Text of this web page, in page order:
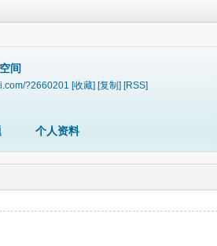
间
?2660201 [收藏] [复制] [RSS]
个人资料